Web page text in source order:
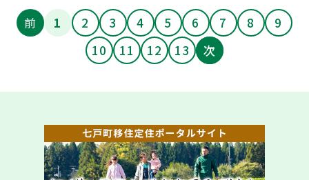
前 1 2 3 4 5 6 7 8
9
10
11 12 13 次